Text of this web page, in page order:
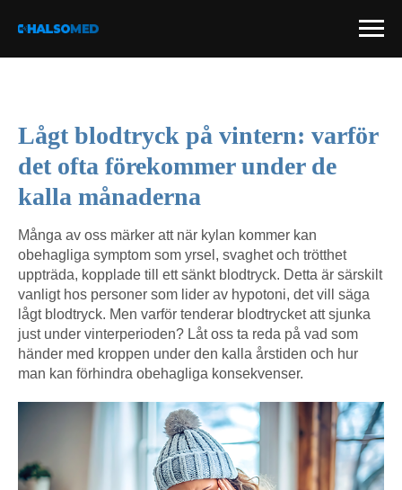
Lågt blodtryck på vintern: varför
det ofta förekommer under de
kalla månaderna
Många av oss märker att när kylan kommer kan
obehagliga symptom som yrsel, svaghet och trötthet
uppträda, kopplade till ett sänkt blodtryck. Detta är särskilt
vanligt hos personer som lider av hypotoni, det vill säga
lågt blodtryck. Men varför tenderar blodtrycket att sjunka
just under vinterperioden? Låt oss ta reda på vad som
händer med kroppen under den kalla årstiden och hur
man kan förhindra obehagliga konsekvenser.